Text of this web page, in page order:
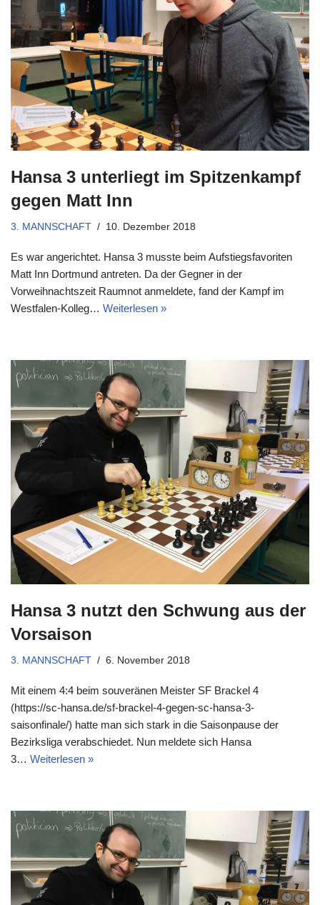
Hansa 3 unterliegt im Spitzenkampf
gegen Matt Inn
3. MANNSCHAFT 10. Dezember 2018
Es war angerichtet. Hansa 3 musste beim Aufstiegsfavoriten
Matt Inn Dortmund antreten. Da der Gegner in der
Vorweihnachtszeit Raumnot anmeldete, fand der Kampf im
Westfalen-Kolleg… Weiterlesen »
Hansa 3 nutzt den Schwung aus der
Vorsaison
3. MANNSCHAFT 6. November 2018
Mit einem 4:4 beim souveränen Meister SF Brackel 4
(https://sc-hansa.de/sf-brackel-4-gegen-sc-hansa-3-
saisonfinale/) hatte man sich stark in die Saisonpause der
Bezirksliga verabschiedet. Nun meldete sich Hansa
3… Weiterlesen »